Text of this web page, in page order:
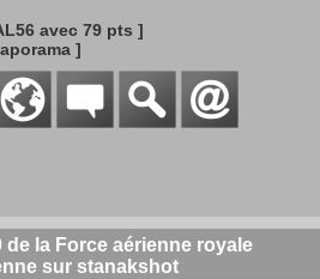
avec 79 pts ]
]
de la Force aérienne royale
sur stanakshot